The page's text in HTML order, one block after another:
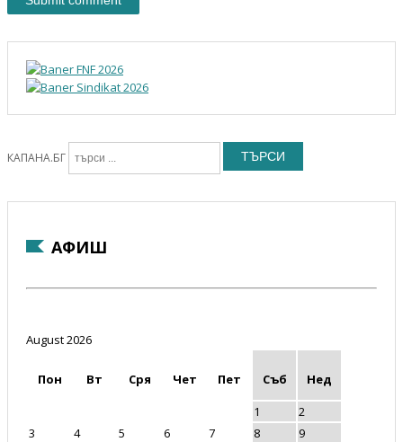
КАПАНА.БГ ТЪРСИ
АФИШ
August 2026
Пон Вт Сря Чет Пет Съб
Нед
1
2
3
4 5 6 7 8
9